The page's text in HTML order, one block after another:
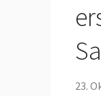
23.